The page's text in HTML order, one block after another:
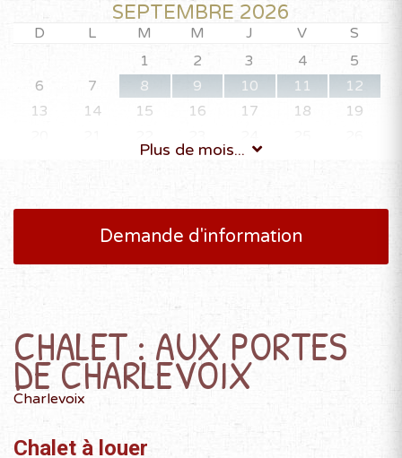
SEPTEMBRE 2026
D L M M J V
S
1
2 3 4
5
6
7 8 9 10 11
12
13
14 15 16 17 18
19
OCTOBRE 2026
4
5 7 8 9
10
11
12 13 14 15 16
17
18
19 20 21 22
25
26 28
Plus de mois...
Demande d'information
CHALET : AUX PORTES
DE CHARLEVOIX
Charlevoix
Chalet à louer